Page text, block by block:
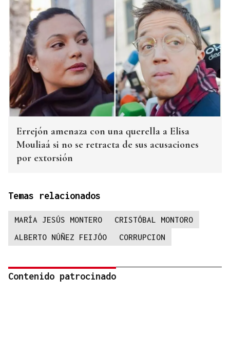
Errejón amenaza con una querella a Elisa
Mouliaá si no se retracta de sus acusaciones
por extorsión
Temas relacionados
MARÍA JESÚS MONTERO
CRISTÓBAL MONTORO
ALBERTO NÚÑEZ FEIJÓO
CORRUPCION
Contenido patrocinado